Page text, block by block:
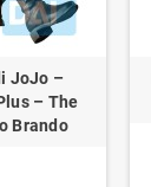
JoJo –
– The
Brando